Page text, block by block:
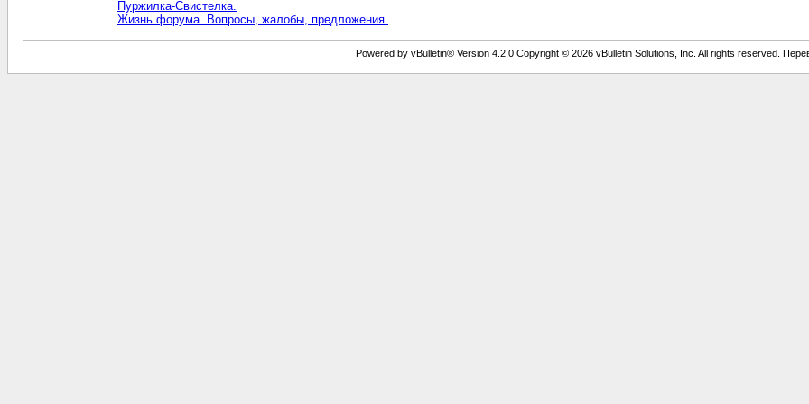
Пуржилка-Свистелка.
Жизнь форума. Вопросы, жалобы, предложения.
Powered by vBulletin® Version 4.2.0 Copyright © 2026 vBulletin Solutions, Inc. All rights reserved.